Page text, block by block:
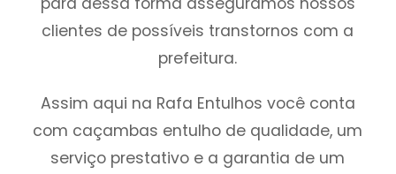
clientes de possíveis transtornos com a
prefeitura.
Assim aqui na Rafa Entulhos você conta
com caçambas entulho de qualidade, um
serviço prestativo e a garantia de um